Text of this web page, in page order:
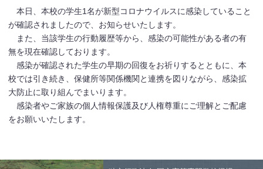
本日、本校の学生1名が新型コロナウイルスに感染していること
が確認されましたので、お知らせいたします。
また、当該学生の行動履歴等から、感染の可能性がある者の有
無を現在確認しております。
感染が確認された学生の早期の回復をお祈りするとともに、本
校では引き続き、保健所等関係機関と連携を図りながら、感染拡
大防止に取り組んでまいります。
感染者やご家族の個人情報保護及び人権尊重にご理解とご配慮
をお願いいたします。